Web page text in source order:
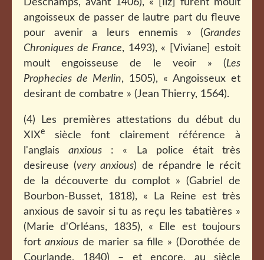
Deschamps, avant 1406), « [Ilz] furent moult
angoisseux de passer de lautre part du fleuve
pour avenir a leurs ennemis » (Grandes
Chroniques de France, 1493), « [Viviane] estoit
moult engoisseuse de le veoir » (Les
Prophecies de Merlin, 1505), « Angoisseux et
desirant de combatre » (Jean Thierry, 1564).
(4) Les premières attestations du début du
XIXe
siècle font clairement référence à
l'anglaisanxious : « La police était très
desireuse (very anxious) de répandre le récit
de la découverte du complot » (Gabriel de
Bourbon-Busset, 1818), « La Reine est très
anxious de savoir si tu as reçu les tabatières »
(Marie d'Orléans, 1835), « Elle est toujours
fort anxiousde marier sa fille » (Dorothée de
Courlande, 1840) – et encore, au siècle